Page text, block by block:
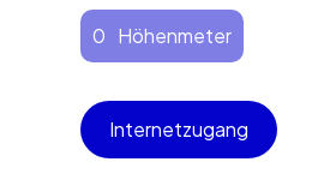
0 Höhenmeter
Internetzugang